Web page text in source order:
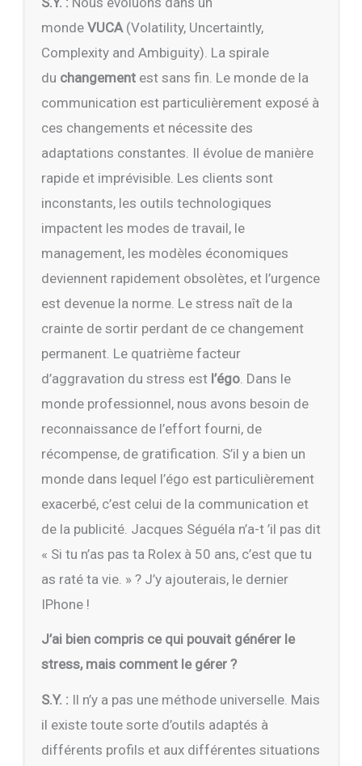
monde VUCA(Volatility, Uncertaintly,
Complexity and Ambiguity). La spirale
du changementest sans fin. Le monde de la
communication est particulièrement exposé à
ces changements et nécessite des
adaptations constantes. Il évolue de manière
rapide et imprévisible. Les clients sont
inconstants, les outils technologiques
impactent les modes de travail, le
management, les modèles économiques
deviennent rapidement obsolètes, et l’urgence
est devenue la norme. Le stress naît de la
crainte de sortir perdant de ce changement
permanent. Le quatrième facteur
d’aggravation du stress est l’égo. Dans le
monde professionnel, nous avons besoin de
reconnaissance de l’effort fourni, de
récompense, de gratification. S’il y a bien un
monde dans lequel l’égo est particulièrement
exacerbé, c’est celui de la communication et
de la publicité. Jacques Séguéla n’a-t ’il pas dit
« Si tu n’as pas ta Rolex à 50 ans, c’est que tu
as raté ta vie. » ? J’y ajouterais, le dernier
IPhone !
J’ai bien compris ce qui pouvait générer le
stress, mais comment le gérer ?
S.Y. : Il n’y a pas une méthode universelle. Mais
il existe toute sorte d’outils adaptés à
différents profils et aux différentes situations